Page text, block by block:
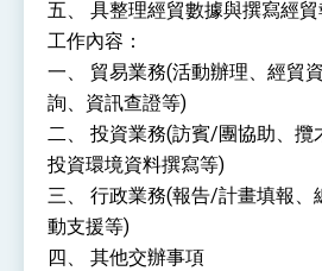
團結 迎風轉型 穩健前
總統重要談話
外交部重要言論
我國政府將在美國亞利桑
事處」，進一步深化台美
五、 具整理經貿數據與撰寫經貿
工作內容：
一、 貿易業務(活動辦理、經貿
詢、資訊查證等)
二、 投資業務(訪賓/團協助、攬
投資環境資料撰寫等)
三、 行政業務(報告/計畫填報、
動支援等)
四、 其他交辦事項